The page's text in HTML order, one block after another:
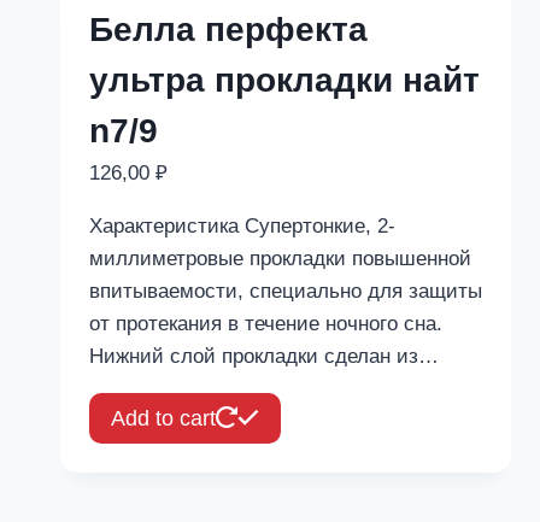
Белла перфекта
ультра прокладки найт
n7/9
126,00 ₽
Характеристика Супертонкие, 2-​
миллиметровые прокладки повышенной
впитываемости, специально для защиты
от протекания в течение ночного сна.
Нижний слой прокладки сделан из…
Add to cart